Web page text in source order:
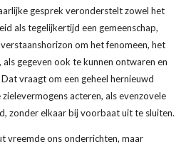
gesprek veronderstelt zowel het
als tegelijkertijd een gemeenschap,
om het fenomeen, het
als gegeven ook te kunnen ontwaren en
vraagt om een geheel hernieuwd
acteren, als evenzovele
vreemde ons onderrichten, maar